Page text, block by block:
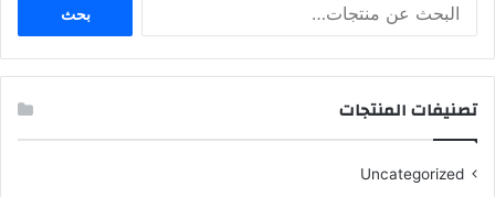
عن:
بحث
تصنيفات المنتجات
Uncategorized